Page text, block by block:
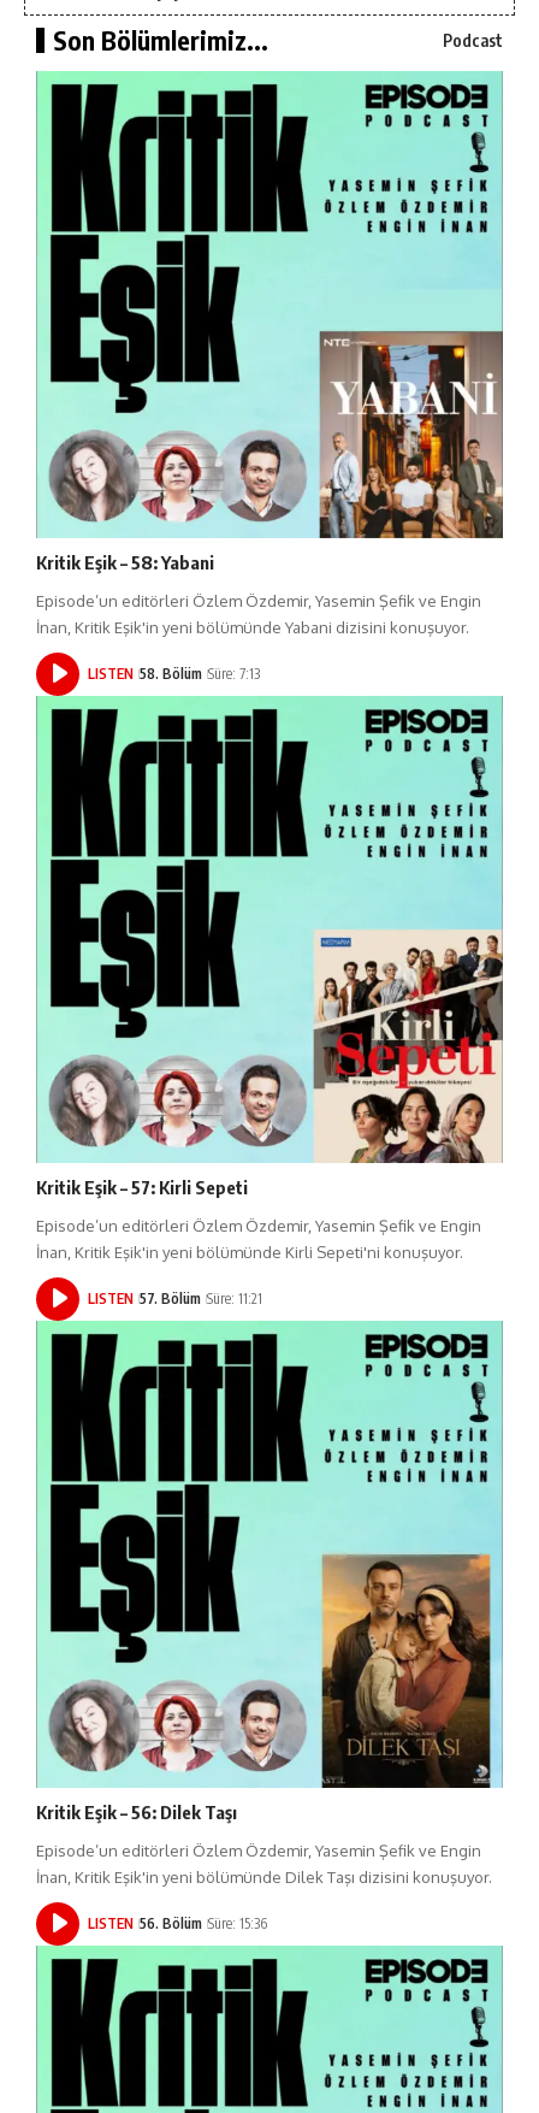
Son Bölümlerimiz... Podcast
Kritik Eşik – 58: Yabani
Episode’un editörleri Özlem Özdemir, Yasemin Şefik ve Engin
İnan, Kritik Eşik'in yeni bölümünde Yabani dizisini konuşuyor.
LISTEN 58. Bölüm Süre: 7:13
Kritik Eşik – 57: Kirli Sepeti
Episode’un editörleri Özlem Özdemir, Yasemin Şefik ve Engin
İnan, Kritik Eşik'in yeni bölümünde Kirli Sepeti'ni konuşuyor.
LISTEN 57. Bölüm Süre: 11:21
Kritik Eşik – 56: Dilek Taşı
Episode’un editörleri Özlem Özdemir, Yasemin Şefik ve Engin
İnan, Kritik Eşik'in yeni bölümünde Dilek Taşı dizisini konuşuyor.
LISTEN 56. Bölüm Süre: 15:36